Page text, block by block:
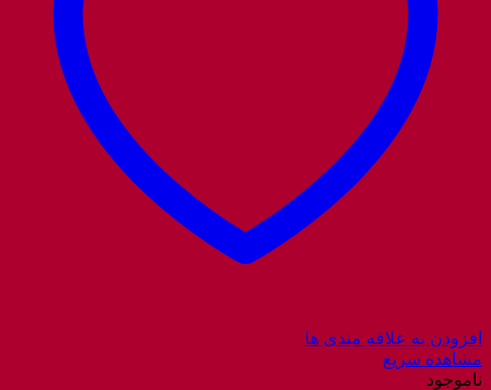
افزودن به علاقه مندی ها
مشاهده سریع
ناموجود